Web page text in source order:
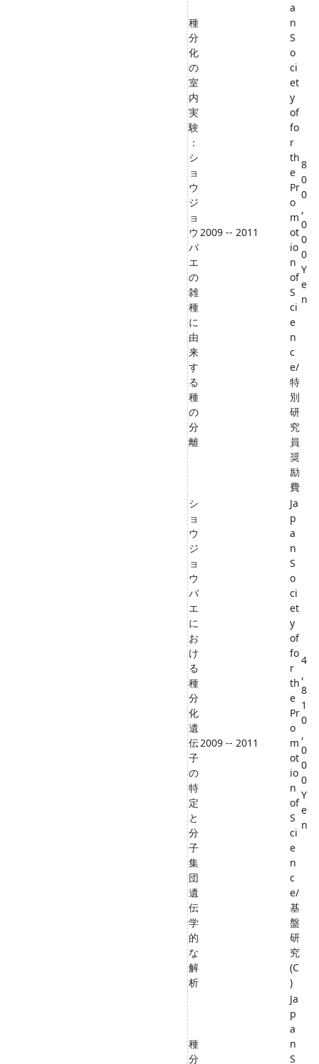
種
分
化
の
室
内
実
験
：
シ
ョ
ウ
ジ
ョ
ウ
バ
エ
の
雑
種
に
由
来
す
る
種
の
分
離
2009 -- 2011
a
n
S
o
ci
et
y
of
fo
r
th
e
Pr
o
m
ot
io
n
of
S
ci
e
n
c
e/
特
別
研
究
員
奨
励
費
8
0
0
,
0
0
0
Y
e
n
シ
ョ
ウ
ジ
ョ
ウ
バ
エ
に
お
け
る
種
分
化
遺
伝
子
の
特
定
と
分
子
集
団
遺
伝
学
的
な
解
析
2009 -- 2011
Ja
p
a
n
S
o
ci
et
y
of
fo
r
th
e
Pr
o
m
ot
io
n
of
S
ci
e
n
c
e/
基
盤
研
究
(C
)
4
,
8
1
0
,
0
0
0
Y
e
n
種
分
Ja
p
a
n
S